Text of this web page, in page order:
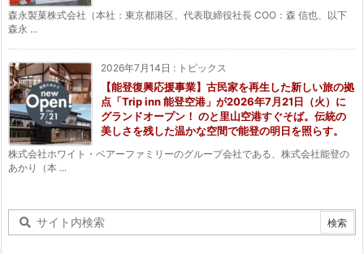
森永製菓株式会社（本社：東京都港区、代表取締役社長 COO：森 信也、以下
森永 ...
2026年7月14日 : トピックス
【能登復興応援事業】古民家を再生した新しい旅の拠
点「Trip inn 能登空港」が2026年7月21日（火）に
グランドオープン！ のと里山空港すぐそば。伝統の
美しさを残した温かな空間で能登の明日を照らす。
株式会社ホワイト・ベアーファミリーのグループ会社である、株式会社能登の
あかり（本 ...